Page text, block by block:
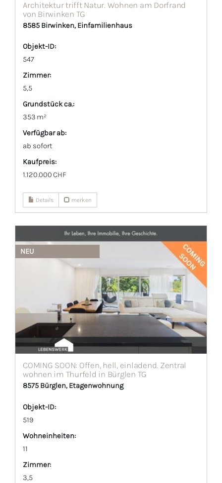
Architektur trifft Natur. Wohnen am Dorfrand
von Birwinken TG
8585 Birwinken, Einfamilienhaus
Objekt-ID:
547
Zimmer:
5,5
Grund­stück ca.:
353 m²
Verfügbar ab:
ab sofort
Kaufpreis:
1.120.000 CHF
Details merken
NEU
COMING SOON: Offen, hell, einladend. Zentral
wohnen im Thurfeld in Bürglen TG
8575 Bürglen, Etagenwohnung
Objekt-ID:
519
Wohneinheiten:
11
Zimmer:
3,5